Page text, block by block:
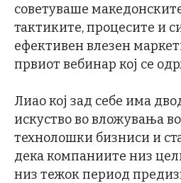
советуваше
тактиките, процесите и
ефективен влезен
првиот вебинар кој се
Лиао кој зад себе има
искуство во вложувања
технолошки бизниси и
дека компаниите низ
низ тежок период